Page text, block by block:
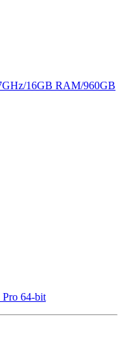
16GB RAM/960GB
64-bit